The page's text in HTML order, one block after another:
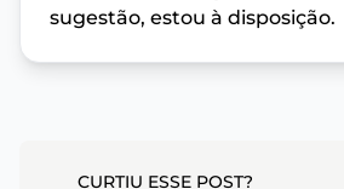
sugestão, estou à disposição.
CURTIU ESSE POST?